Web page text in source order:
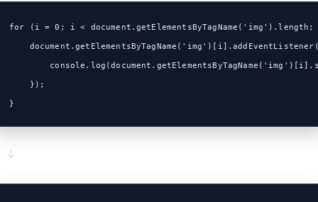
for (i = 0; i <
    });
}
↓